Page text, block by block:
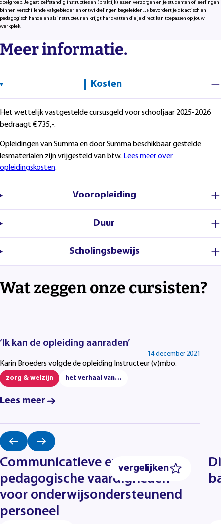
doelgroep. Je gaat zelfstandig instructies en (praktijk)lessen verzorgen en je studenten of leerlingen
binnen verschillende vakgebieden en ontwikkelingen begeleiden. Je bevordert je didactisch en
pedagogisch handelen als instructeur en krijgt handvatten die je direct kan toepassen op jouw
werkplek.
Meer informatie.
Kosten
Het wettelijk vastgestelde cursusgeld voor schooljaar 2025-2026
bedraagt € 735,-.
Opleidingen van Summa en door Summa beschikbaar gestelde
lesmaterialen zijn vrijgesteld van btw. Lees meer over
opleidingskosten.
Vooropleiding
Duur
Scholingsbewijs
Wat zeggen onze cursisten?
‘Ik kan de opleiding aanraden’
14 december 2021
Karin Broeders volgde de opleiding Instructeur (v)mbo.
zorg & welzijn het verhaal van…
Lees meer
vergelijken
Communicatieve en
pedagogische vaardigheden
voor onderwijsondersteunend
personeel